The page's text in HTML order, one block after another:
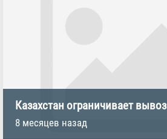
Казахстан ограничивает
8 месяцев назад